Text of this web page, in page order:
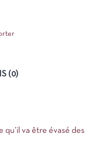
(0)
qu’il va être évasé des